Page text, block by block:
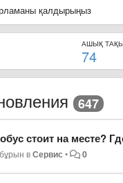
қалдырыңыз
АШЫҚ
74
647
стоит на месте?
вСервис • 0